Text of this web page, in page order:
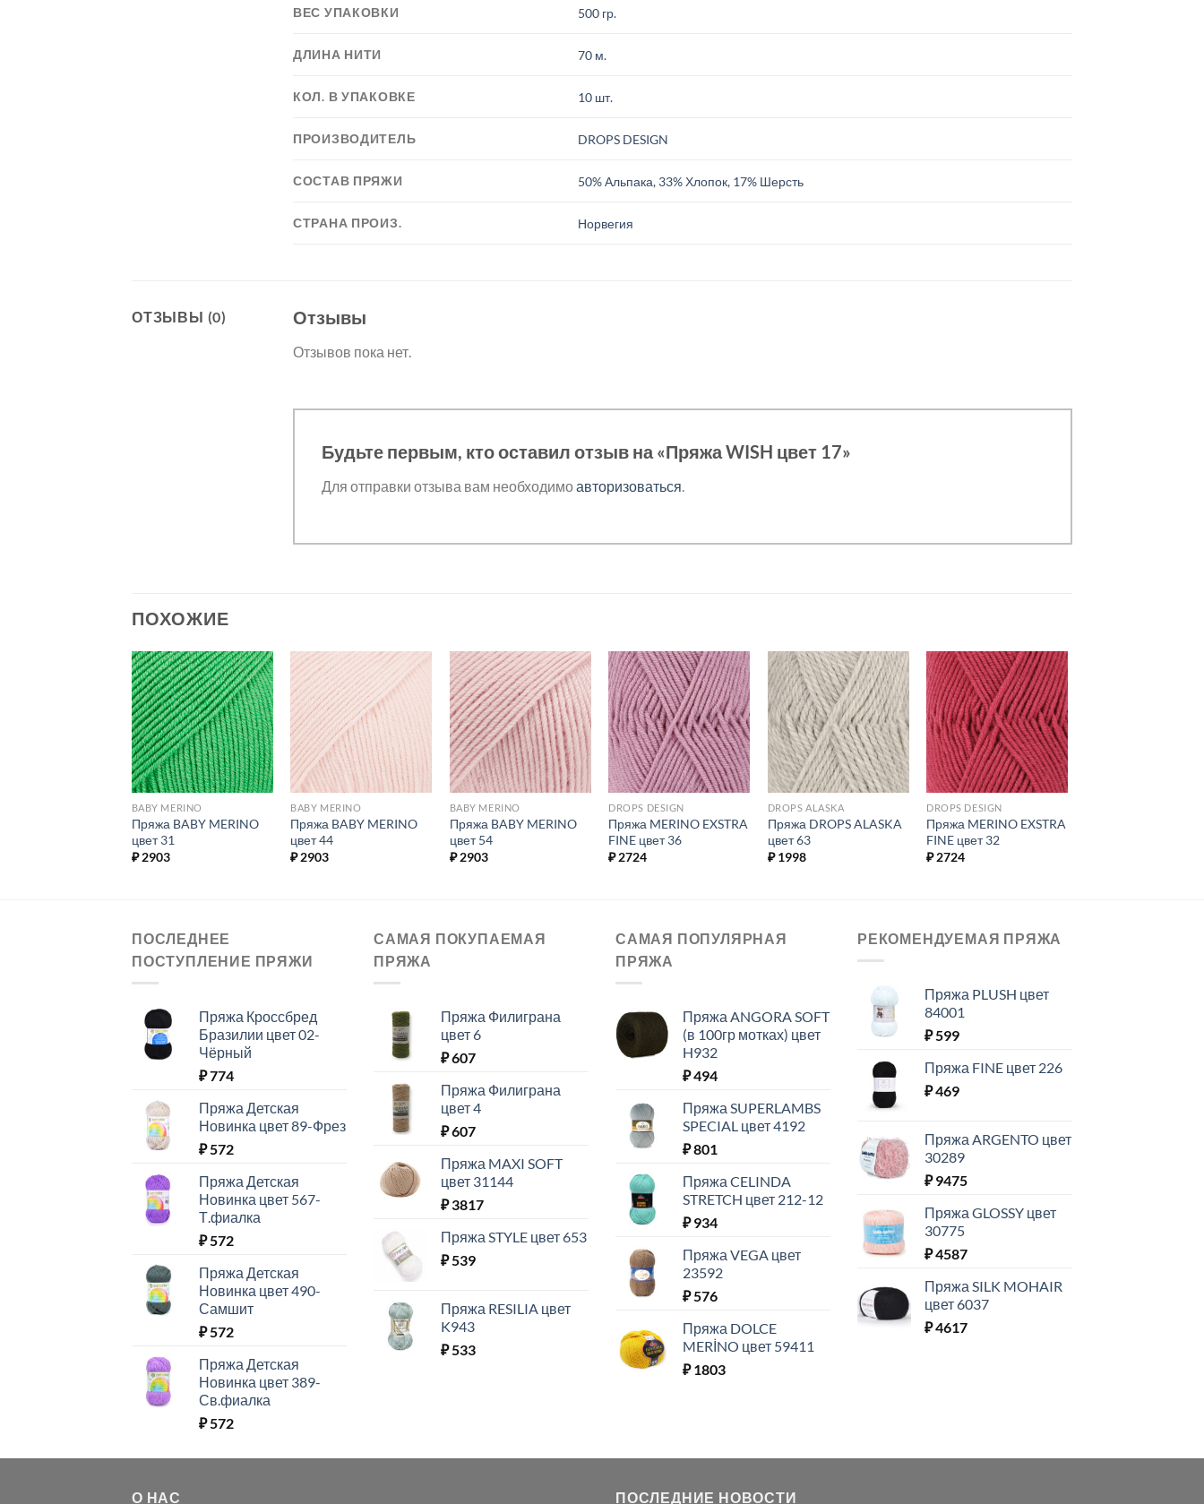
ВЕС УПАКОВКИ 500 гр.
ДЛИНА НИТИ 70 м.
КОЛ. В УПАКОВКЕ 10 шт.
ПРОИЗВОДИТЕЛЬ DROPS DESIGN
СОСТАВ ПРЯЖИ 50% Альпака, 33% Хлопок, 17% Шерсть
СТРАНА ПРОИЗ. Норвегия
ОТЗЫВЫ (0) Отзывы
Отзывов пока нет.
Будьте первым, кто оставил отзыв на «Пряжа WISH цвет 17»
Для отправки отзыва вам необходимоавторизоваться.
ПОХОЖИЕ
Добавить в
избранное.
BABY MERINO
Пряжа BABY MERINO
цвет 31
₽2903
Добавить в
избранное.
BABY MERINO
Пряжа BABY MERINO
цвет 44
₽2903
Добавить в
избранное.
BABY MERINO
Пряжа BABY MERINO
цвет 54
₽2903
Добавить в
избранное.
DROPS DESIGN
Пряжа MERINO EXSTRA
FINE цвет 36
₽2724
Добавить в
избранное.
DROPS ALASKA
Пряжа DROPS ALASKA
цвет 63
₽1998
Добавить в
избранное.
DROPS DESIGN
Пряжа MERINO EXSTRA
FINE цвет 32
₽2724
ПОСЛЕДНЕЕ
ПОСТУПЛЕНИЕ ПРЯЖИ
Пряжа Кроссбред
Бразилии цвет 02-
Чёрный
₽774
Пряжа Детская
Новинка цвет 89-Фрез
₽572
Пряжа Детская
Новинка цвет 567-
Т.фиалка
₽572
Пряжа Детская
Новинка цвет 490-
Самшит
₽572
Пряжа Детская
Новинка цвет 389-
Св.фиалка
₽572
САМАЯ ПОКУПАЕМАЯ
ПРЯЖА
Пряжа Филиграна
цвет 6
₽607
Пряжа Филиграна
цвет 4
₽607
Пряжа MAXI SOFT
цвет 31144
₽3817
Пряжа STYLE цвет 653
₽539
Пряжа RESILIA цвет
K943
₽533
САМАЯ ПОПУЛЯРНАЯ
ПРЯЖА
Пряжа ANGORA SOFT
(в 100гр мотках) цвет
H932
₽494
Пряжа SUPERLAMBS
SPECIAL цвет 4192
₽801
Пряжа CELINDA
STRETCH цвет 212-12
₽934
Пряжа VEGA цвет
23592
₽576
Пряжа DOLCE
MERİNO цвет 59411
₽1803
РЕКОМЕНДУЕМАЯ ПРЯЖА
Пряжа PLUSH цвет
84001
₽599
Пряжа FINE цвет 226
₽469
Пряжа ARGENTO цвет
30289
₽9475
Пряжа GLOSSY цвет
30775
₽4587
Пряжа SILK MOHAIR
цвет 6037
₽4617
О НАС ПОСЛЕДНИЕ НОВОСТИ